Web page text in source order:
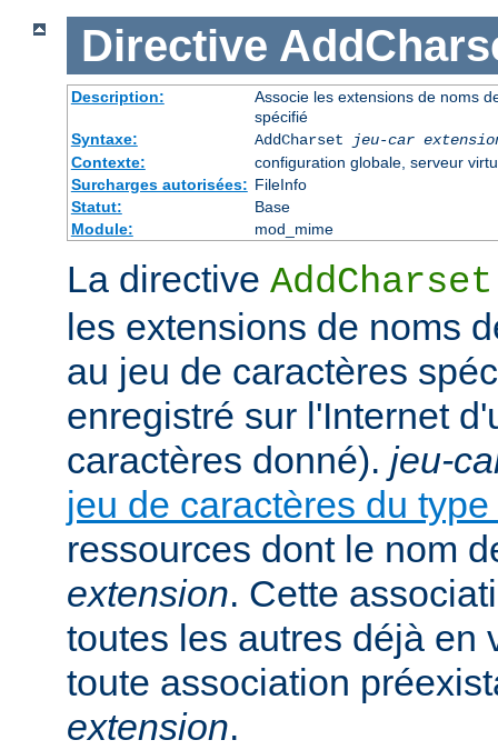
Directive
Description:
Associe les extensions de noms
spécifié
Syntaxe:
AddCharset jeu-car
Contexte:
configuration globale, serveur
Surcharges autorisées: FileInfo
Statut:
Base
Module:
mod_mime
La directive AddCharset
les extensions de noms
au jeu de caractères
enregistré sur l'Internet
caractères donné). jeu-
jeu de caractères du
ressources dont le nom
extension. Cette
toutes les autres déjà en
toute association
extension.